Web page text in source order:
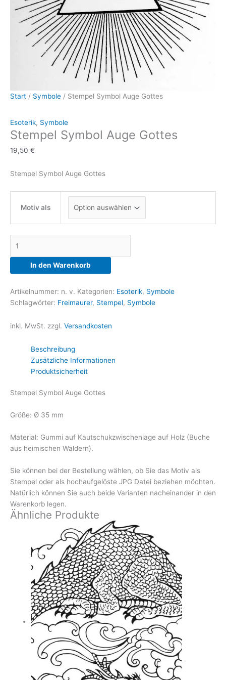
Start / Symbole / Stempel Symbol Auge Gottes
Esoterik, Symbole
Stempel Symbol Auge Gottes
19,50 €
Stempel Symbol Auge Gottes
Motiv als
Symbol
Gottes
In den Warenkorb
Artikelnummer: n. v. Kategorien: Esoterik, Symbole
Schlagwörter: Freimaurer, Stempel, Symbole
inkl. MwSt. zzgl. Versandkosten
Beschreibung
Zusätzliche Informationen
Produktsicherheit
Stempel Symbol Auge Gottes
Größe: Ø 35 mm
Material: Gummi auf Kautschukzwischenlage auf Holz (Buche
aus heimischen Wäldern).
Sie können bei der Bestellung wählen, ob Sie das Motiv als
Stempel oder als hochaufgelöste JPG Datei beziehen möchten.
Natürlich können Sie auch beide Varianten nacheinander in den
Warenkorb legen.
Ähnliche Produkte